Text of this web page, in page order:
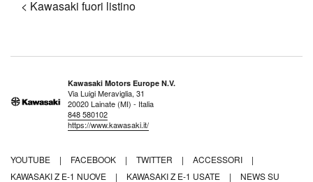
< Kawasaki fuori listino
Kawasaki Motors Europe N.V.
Via Luigi Meraviglia, 31
20020 Lainate (MI) - Italia
848 580102
https://www.kawasaki.it/
YOUTUBE | FACEBOOK | TWITTER | ACCESSORI
|
KAWASAKI Z E-1 NUOVE
| KAWASAKI Z E-1 USATE |
NEWS SU